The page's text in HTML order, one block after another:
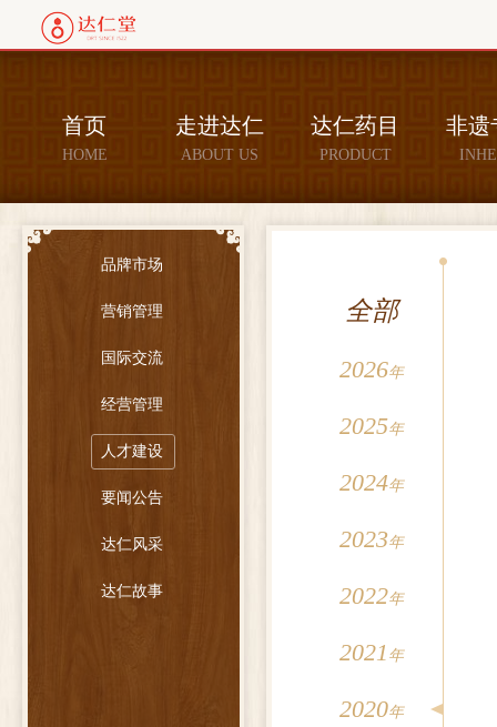
首页
HOME
走进达仁
ABOUT US
达仁药目
PRODUCT
非遗
品牌市场
营销管理
国际交流
经营管理
人才建设
要闻公告
达仁风采
达仁故事
全部
2026年
2025年
2024年
2023年
2022年
2021 年
2020年